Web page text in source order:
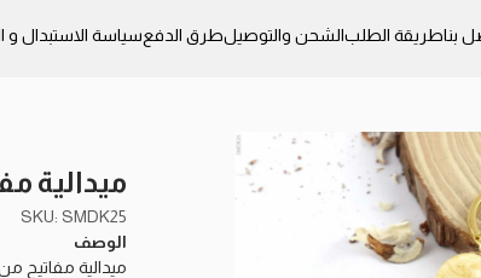
بناطريقة الطلبالشحن والتوصيلطرق الدفعسياسة الاستبدال و
ميدالية
SKU: SMDK25
الوصف
ميدالية مفاتيح